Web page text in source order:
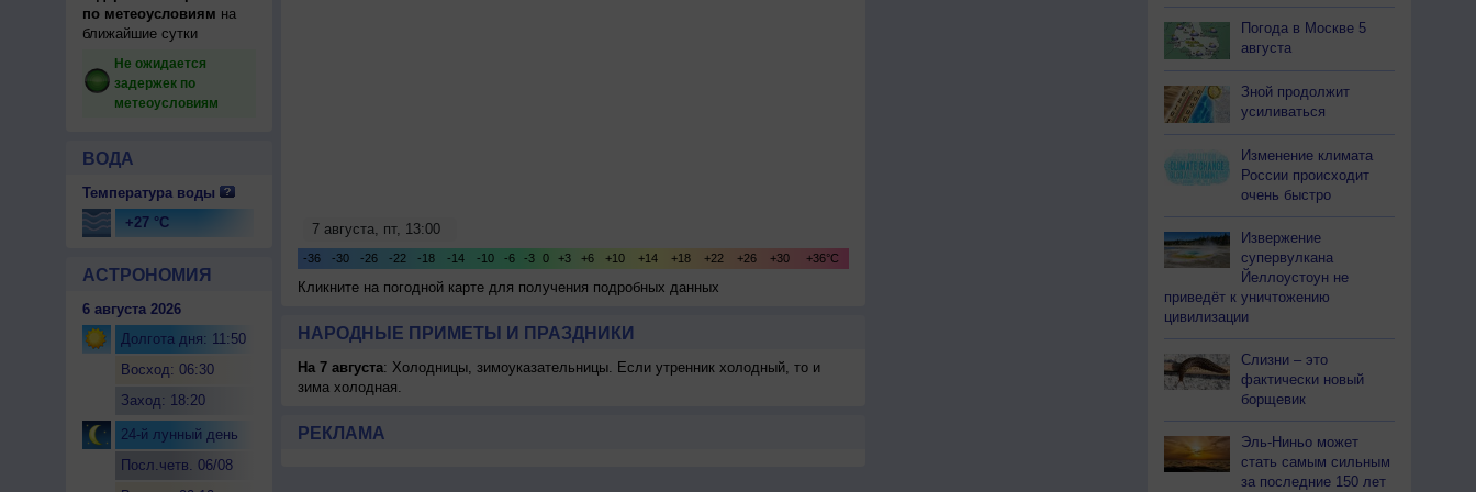
по метеоусловиям на
ближайшие сутки
Не ожидается
задержек по
метеоусловиям
ВОДА
Температура воды
+27 °C
АСТРОНОМИЯ
6 августа 2026
Долгота дня: 11:50
Восход: 06:30
Заход: 18:20
24-й лунный день
Посл.четв. 06/08
Кликните на погодной карте для получения подробных данных
НАРОДНЫЕ ПРИМЕТЫ И ПРАЗДНИКИ
На 7 августа: Холодницы, зимоуказательницы. Если утренник холодный, то и
зима холодная.
РЕКЛАМА
Погода в Москве 5
августа
Зной продолжит
усиливаться
Изменение климата
России происходит
очень быстро
Извержение
супервулкана
Йеллоустоун не
приведёт к уничтожению
цивилизации
Слизни – это
фактически новый
борщевик
Эль-Ниньо может
стать самым сильным
за последние 150 лет